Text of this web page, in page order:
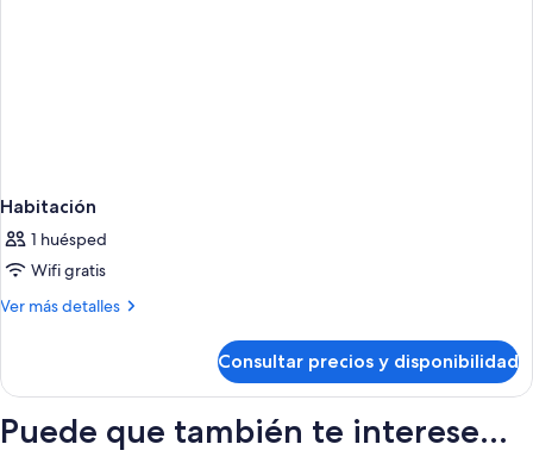
Habitación
1 huésped
Wifi gratis
Ver más detalles
Más
Consultar precios y disponibilidad
Puede que también te interese...